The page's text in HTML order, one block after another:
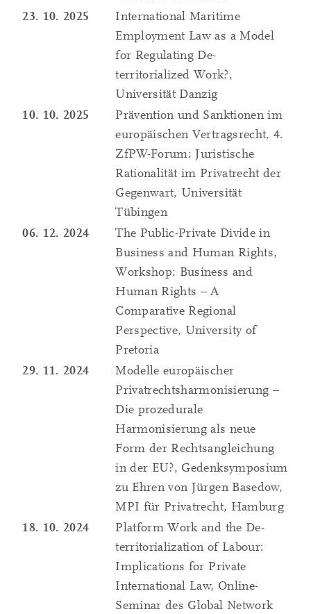
23. 10. 2025
International Maritime
Employment Law as a Model
for Regulating De-
territorialized Work?,
Universität Danzig
10. 10. 2025
Prävention und Sanktionen im
europäischen Vertragsrecht, 4.
ZfPW-Forum: Juristische
Rationalität im Privatrecht der
Gegenwart, Universität
Tübingen
06. 12. 2024
The Public-Private Divide in
Business and Human Rights,
Workshop: Business and
Human Rights – A
Comparative Regional
Perspective, University of
Pretoria
29. 11. 2024
Modelle europäischer
Privatrechtsharmonisierung –
Die prozedurale
Harmonisierung als neue
Form der Rechtsangleichung
in der EU?, Gedenksymposium
zu Ehren von Jürgen Basedow,
MPI für Privatrecht, Hamburg
18. 10. 2024
Platform Work and the De-
territorialization of Labour:
Implications for Private
International Law, Online-
Seminar des Global Network